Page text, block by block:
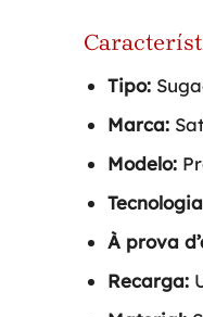
Tipo:
Marca:
Modelo:
À prova
Recarga: